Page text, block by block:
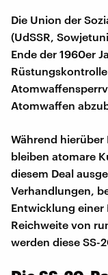
Die Union der
(UdSSR,
Ende der 1960er
Atomwaffen
Während hierüber
bleiben atomare
diesem Deal
Verhandlungen,
Entwicklung
Reichweite von
werden diese SS-